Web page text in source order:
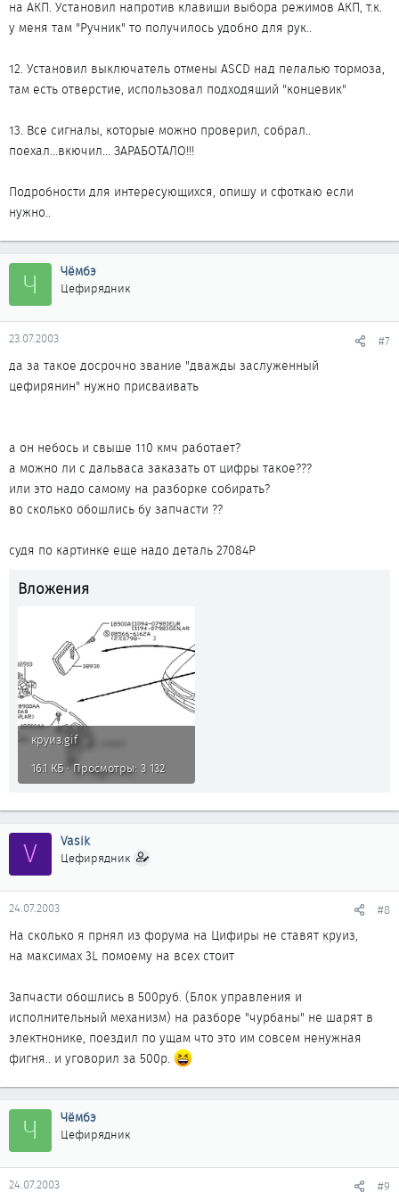
на АКП. Установил напротив клавиши выбора режимов АКП, т.к.
у меня там "Ручник" то получилось удобно для рук..
12. Установил выключатель отмены ASCD над пелалью тормоза,
там есть отверстие, использовал подходящий "концевик"
13. Все сигналы, которые можно проверил, собрал..
поехал...вкючил... ЗАРАБОТАЛО!!!
Подробности для интересующихся, опишу и сфоткаю если
нужно..
Ч Чёмбэ
Цефирядник
23.07.2003 #7
да за такое досрочно звание "дважды заслуженный
цефирянин" нужно присваивать
а он небось и свыше 110 кмч работает?
а можно ли с дальваса заказать от цифры такое???
или это надо самому на разборке собирать?
во сколько обошлись бу запчасти ??
судя по картинке еще надо деталь 27084Р
Вложения
круиз.gif
16.1 КБ · Просмотры: 3 132
V Vasik
Цефирядник
24.07.2003 #8
На сколько я прнял из форума на Цифиры не ставят круиз,
на максимах 3L помоему на всех стоит
Запчасти обошлись в 500руб. (Блок управления и
исполнительный механизм) на разборе "чурбаны" не шарят в
электнонике, поездил по ущам что это им совсем ненужная
фигня.. и уговорил за 500р.
Ч Чёмбэ
Цефирядник
24.07.2003 #9